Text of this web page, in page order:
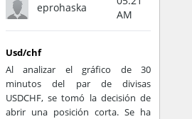
eprohaska
AM
Usd/chf
Al analizar el gráfico de 30
minutos del par de divisas
USDCHF, se tomó la decisión de
abrir una posición corta. Se ha